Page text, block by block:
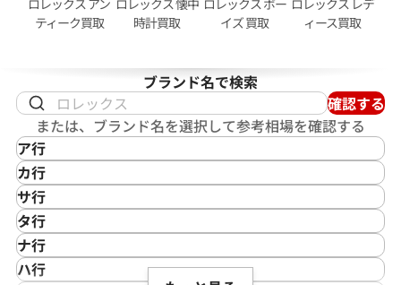
イトジャスト 41 126303 ス
ロレックス デイトジャスト
ティーク買取
時計買取
イズ 買取
ィース買取
ブランド名で検索
確認する
または、ブランド名を選択して参考相場を確認する
ア行
IKEPOD
アイクポッド
IWC
アイダブリューシー
Azimuth
アジムース
カ行
CASIO
カシオ
Cartier
カルティエ
Gaga Milano
サ行
Saint Laurent
サンローラン
Shellman
タ行
TAG Heuer
タグ・ホイヤー
ナ行
NOMOS Glashütte
ハ行